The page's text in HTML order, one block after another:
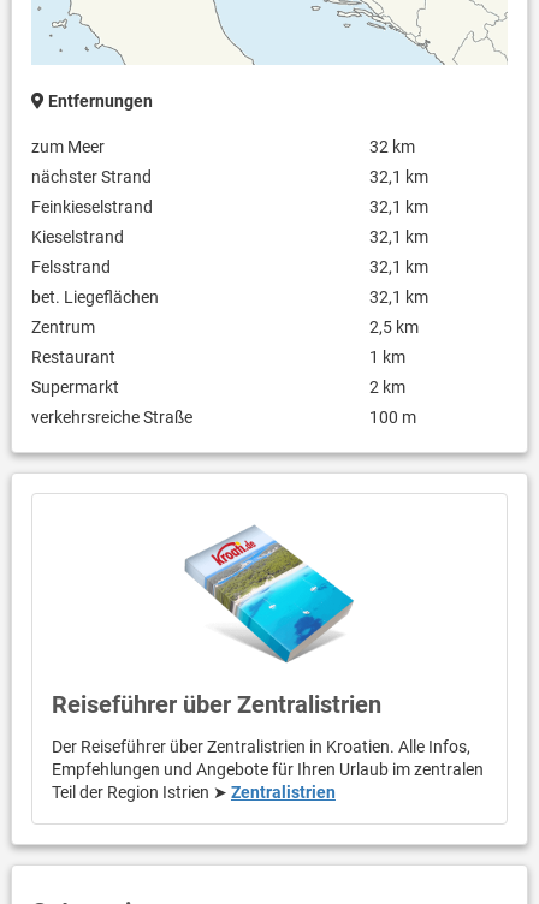
Entfernungen
zum Meer
32 km
nächster Strand
32,1 km
Feinkieselstrand
32,1 km
Kieselstrand
32,1 km
Felsstrand
32,1 km
bet. Liegeflächen
32,1 km
Zentrum
2,5 km
Restaurant
1 km
Supermarkt
2 km
verkehrsreiche Straße
100 m
Reiseführer über Zentralistrien
Der Reiseführer über Zentralistrien in Kroatien. Alle Infos,
Empfehlungen und Angebote für Ihren Urlaub im zentralen
Teil der Region Istrien ➤ Zentralistrien